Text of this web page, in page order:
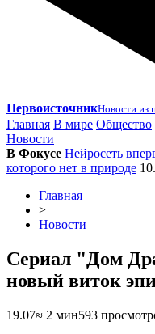
ПервоисточникНовости из
Главная В мире Общество
Новости
В Фокусе Нейросеть
которого нет в природе
Главная
>
Новости
Сериал "Дом
новый виток
19.07≈ 2 мин593